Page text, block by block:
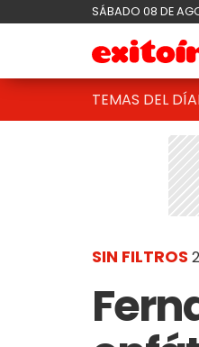
SÁBADO 08 DE
TEMAS DEL DÍA
SIN FILTROS